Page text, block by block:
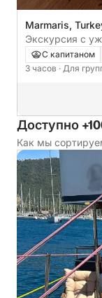
Marmaris,
Экскурсия с
С капитаном
3 часов · Для
Доступно
Как мы